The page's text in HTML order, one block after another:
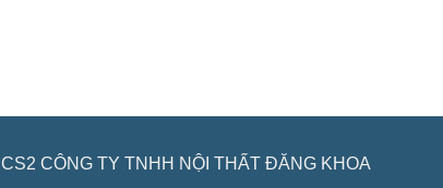
CS2 CÔNG TY TNHH NỘI THẤT ĐĂNG KHOA